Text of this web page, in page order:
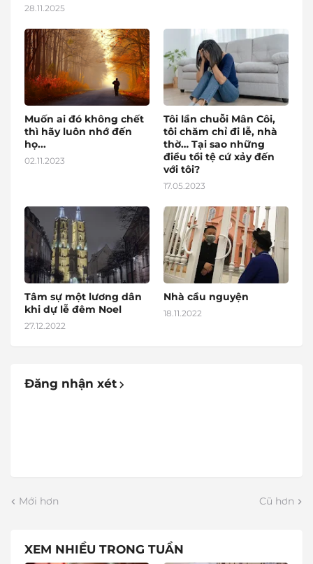
28.11.2025
Muốn ai đó không chết
thì hãy luôn nhớ đến
họ...
02.11.2023
Tôi lần chuỗi Mân Côi,
tôi chăm chỉ đi lễ, nhà
thờ… Tại sao những
điều tồi tệ cứ xảy đến
với tôi?
17.05.2023
Tâm sự một lương dân
khi dự lễ đêm Noel
27.12.2022
Nhà cầu nguyện
18.11.2022
Đăng nhận xét
Mới hơn Cũ hơn
XEM NHIỀU TRONG TUẦN